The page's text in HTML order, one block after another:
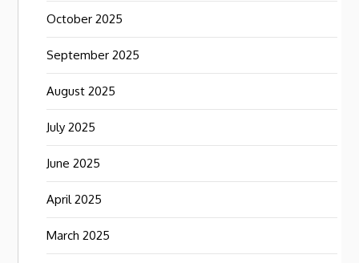
October 2025
September 2025
August 2025
July 2025
June 2025
April 2025
March 2025